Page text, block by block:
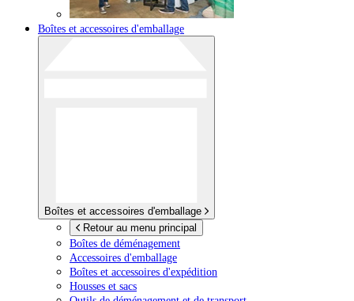
Boîtes et accessoires d'emballage
Boîtes et accessoires d'emballage
Retour au menu principal
Boîtes de déménagement
Accessoires d'emballage
Boîtes et accessoires d'expédition
Housses et sacs